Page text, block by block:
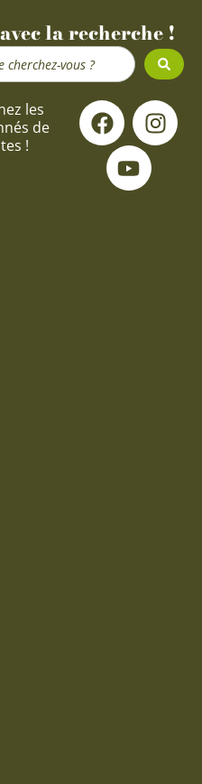
la recherche !
les
de
!
F
a
c
e
I
n
s
Y
o
u
t
u